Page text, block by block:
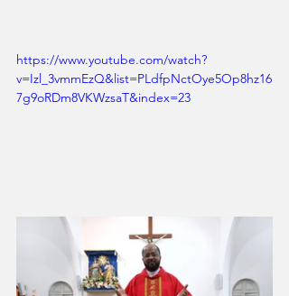
https://www.youtube.com/watch?
v=Izl_3vmmEzQ&list=PLdfpNctOye5Op8hz16
7g9oRDm8VKWzsaT&index=23